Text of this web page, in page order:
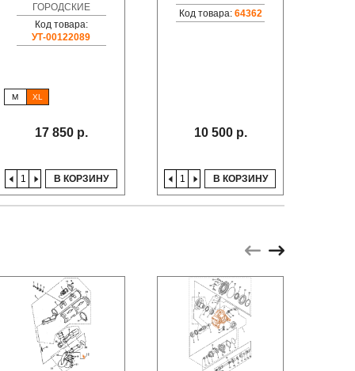
ГОРОДСКИЕ
Код товара:
УТ-00122089
M XL
17 850 р.
В КОРЗИНУ
Код товара: 64362
10 500 р.
В КОРЗИНУ